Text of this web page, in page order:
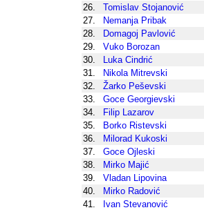
26.
Tomislav Stojanović
27.
Nemanja Pribak
28.
Domagoj Pavlović
29.
Vuko Borozan
30.
Luka Cindrić
31.
Nikola Mitrevski
32.
Žarko Peševski
33.
Goce Georgievski
34.
Filip Lazarov
35.
Borko Ristevski
36.
Milorad Kukoski
37.
Goce Ojleski
38.
Mirko Majić
39.
Vladan Lipovina
40.
Mirko Radović
41.
Ivan Stevanović